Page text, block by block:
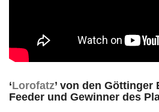
‘Lorofatz’ von den Göttinger
Feeder und Gewinner des